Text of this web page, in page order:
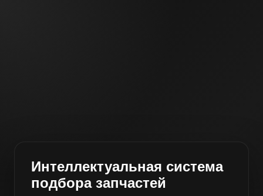
Интеллектуальная система
подбора запчастей